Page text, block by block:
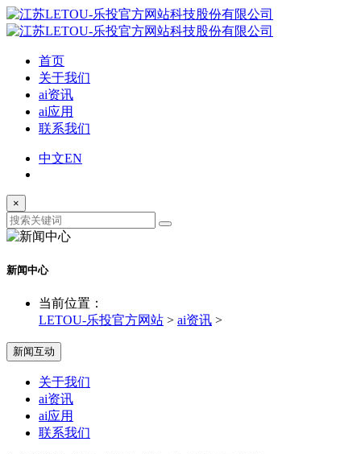
首页
关于我们
ai资讯
ai应用
联系我们
中文EN
×
新闻中心
当前位置：
LETOU-乐投官方网站 > ai资讯 >
新闻互动
关于我们
ai资讯
ai应用
联系我们